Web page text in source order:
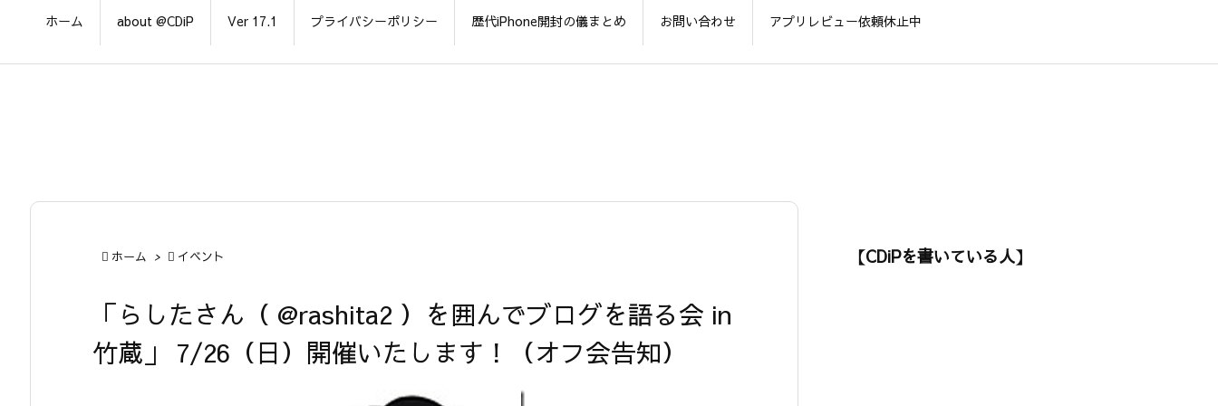
ホーム about @CDiP Ver 17.1 プライバシーポリシー 歴代iPhone開封の儀まとめ お問い合わせ アプリレビュー依頼休止中
 ホーム >  イベント
「らしたさん（ @rashita2 ）を囲んでブログを語る会 in
竹蔵」 7/26（日）開催いたします！（オフ会告知）
【CDiPを書いている人】